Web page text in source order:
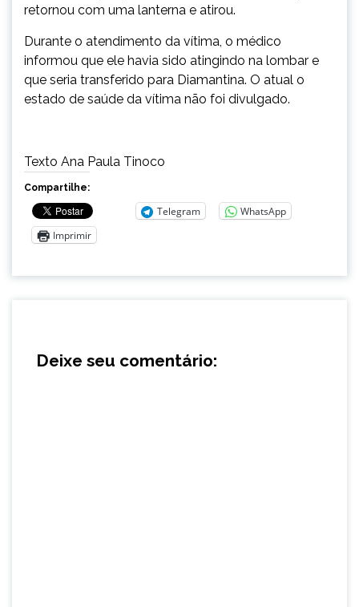
retornou com uma lanterna e atirou.
Durante o atendimento da vítima, o médico
informou que ele havia sido atingindo na lombar e
que seria transferido para Diamantina. O atual o
estado de saúde da vítima não foi divulgado.
Texto Ana Paula Tinoco
Compartilhe:
Telegram
WhatsApp
Imprimir
Deixe seu comentário: